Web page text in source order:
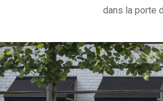
dans la porte